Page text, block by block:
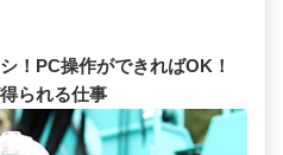
！PC操作ができればOK！
られる仕事